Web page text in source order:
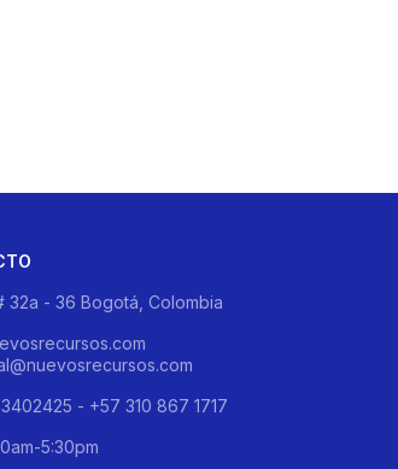
32a - 36 Bogotá, Colombia
- +57 310 867 1717
5:30pm